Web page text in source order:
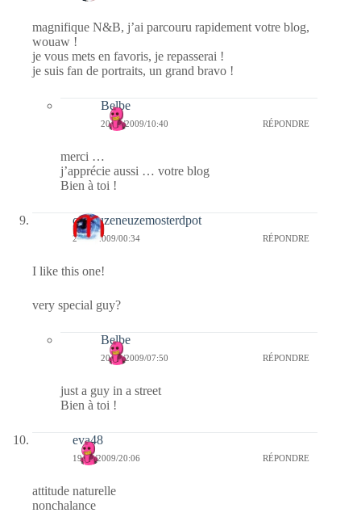
magnifique N&B, j’ai parcouru rapidement votre blog,
wouaw !
je vous mets en favoris, je repasserai !
je suis fan de portraits, un grand bravo !
Belbe
20/12/2009/10:40 RÉPONDRE
merci …
j’apprécie aussi … votre blog
Bien à toi !
curieuzeneuzemosterdpot
20/12/2009/00:34 RÉPONDRE
I like this one!
very special guy?
Belbe
20/12/2009/07:50 RÉPONDRE
just a guy in a street
Bien à toi !
eva48
19/12/2009/20:06 RÉPONDRE
attitude naturelle
nonchalance